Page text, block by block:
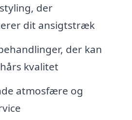
der
dit ansigtstræk
der kan
kvalitet
atmosfære og